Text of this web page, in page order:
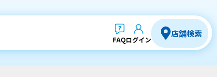
FAQログイン
店舗検索